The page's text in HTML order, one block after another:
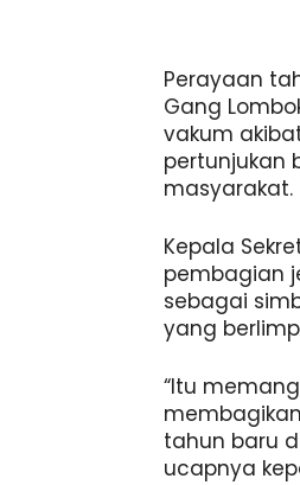
Perayaan
Gang
vakum
pertunjukan
masyarakat.
Kepala
pembagian
sebagai
yang
“Itu
tahun baru
ucapnya